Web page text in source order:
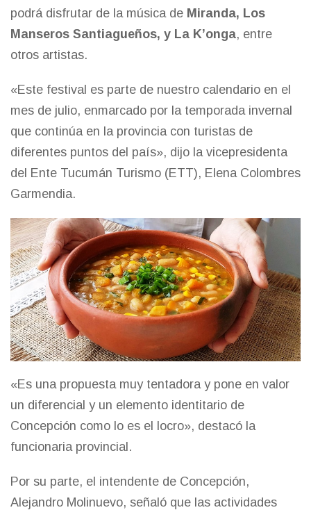
podrá disfrutar de la música de Miranda, Los
Manseros Santiagueños, y La K’onga, entre
otros artistas.
«Este festival es parte de nuestro calendario en el
mes de julio, enmarcado por la temporada invernal
que continúa en la provincia con turistas de
diferentes puntos del país», dijo la vicepresidenta
del Ente Tucumán Turismo (ETT), Elena Colombres
Garmendia.
«Es una propuesta muy tentadora y pone en valor
un diferencial y un elemento identitario de
Concepción como lo es el locro», destacó la
funcionaria provincial.
Por su parte, el intendente de Concepción,
Alejandro Molinuevo, señaló que las actividades